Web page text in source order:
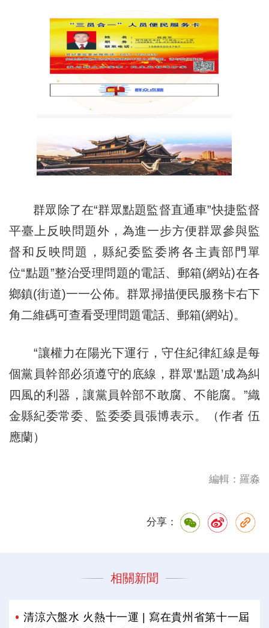
群眾除了在“群眾點題監督直通車”快捷監督
平臺上反映問題外，為進一步方便群眾參與監
督和反映問題，縣紀委監委將各主責部門單
位“點題”整治受理問題的電話、郵箱(網站)在各
鄉鎮(街道)一一公佈。群眾掃描便民服務卡右下
角二維碼可查看受理問題電話、郵箱(網站)。
“讓權力在陽光下運行，守住紀律紅線是每
個黨員幹部必須遵守的底線，群眾‘點題’成為糾
四風的利器，讓黨員幹部不敢腐、不能腐。”織
金縣紀委常委、監委委員張博表示。（作者 伍
應蘭）
編輯：羅淼
分享：
相關新聞
清涼六盤水 火熱十一運 | 寫在貴州省第十一屆